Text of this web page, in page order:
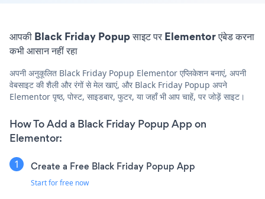
आपकी Black Friday Popup साइट पर Elementor एंबेड करना
कभी आसान नहीं रहा
अपनी अनुकूलित Black Friday Popup Elementor एप्लिकेशन बनाएं, अपनी
वेबसाइट की शैली और रंगों से मेल खाएं, और Black Friday Popup अपने
Elementor पृष्ठ, पोस्ट, साइडबार, फुटर, या जहाँ भी आप चाहें, पर जोड़ें साइट।
How To Add a Black Friday Popup App on
Elementor:
Create a Free Black Friday Popup App
Start for free now